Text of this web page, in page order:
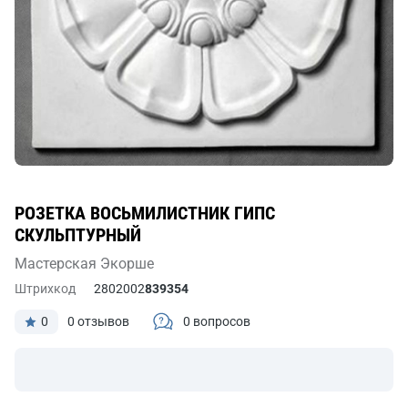
РОЗЕТКА ВОСЬМИЛИСТНИК ГИПС
СКУЛЬПТУРНЫЙ
Мастерская Экорше
0 0 отзывов 0 вопросов
Штрихкод 2802002839354